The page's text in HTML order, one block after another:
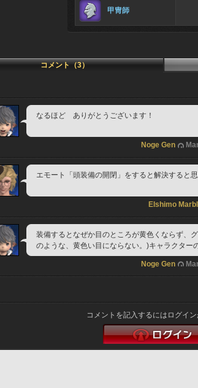
甲冑師
コメント（3）
なるほど　ありがとうございます！
Noge Gen
エモート「頭装備の開閉」をすると解決すると思
Elshimo
装備するとなぜか目のところが黄色くならず、
のような、黄色い目にならない。)キャラクター
Noge Gen
コメントを記入するにはログイン